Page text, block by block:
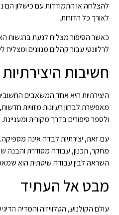
להצלחה או התמודדות עם כישלון הם
לאורך כל הדורות.
כאשר הסיפור מצליח לגעת ברגשות
לרלוונטי עבור קהלים מגוונים ומצליח
חשיבות
היצירתיות היא אחד המשאבים
מאפשרת לבחון רעיונות מזוויות
ולספר סיפורים בדרך מקורית ומעניינת.
עם זאת, יצירתיות לבדה אינה
מחקר, תכנון, עבודה מסודרת והבנה
השראה לבין עבודה שיטתית הוא
מבט אל העתיד
עולם הקולנוע, הטלוויזיה והמדיה